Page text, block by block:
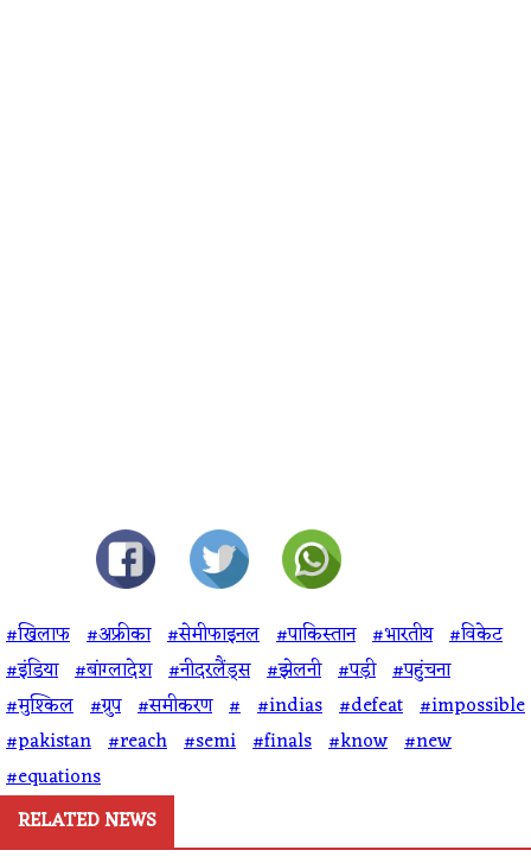
#खिलाफ #अफ्रीका #सेमीफाइनल #पाकिस्तान #भारतीय #विकेट
#इंडिया #बांग्लादेश #नीदरलैंड्स #झेलनी #पड़ी #पहुंचना
#मुश्किल #ग्रुप #समीकरण # #indias #defeat #impossible
#pakistan #reach #semi #finals #know #new
#equations
RELATED NEWS